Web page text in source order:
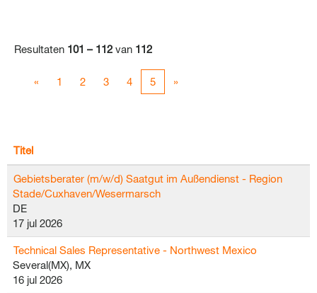
Resultaten 101 – 112 van 112
« 1 2 3 4 5 »
Titel
Gebietsberater (m/w/d) Saatgut im Außendienst - Region
Stade/Cuxhaven/Wesermarsch
DE
17 jul 2026
Technical Sales Representative - Northwest Mexico
Several(MX), MX
16 jul 2026